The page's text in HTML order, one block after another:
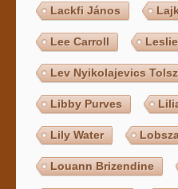
Lackfi János
Lee Carroll
Lev Nyikolajevics
Libby Purves
Lily Water
Louann Brizendine